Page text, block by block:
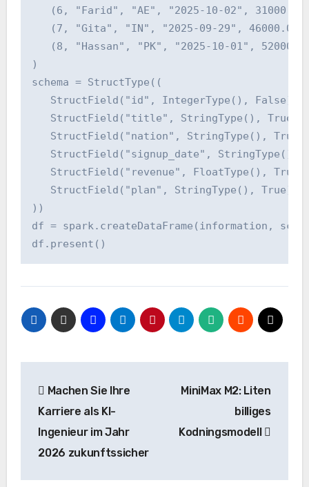
(6, "Farid", "AE", "2025-10-02", 31000.0,
(7, "Gita", "IN", "2025-09-29", 46000.0,
(8, "Hassan", "PK", "2025-10-01",
)
schema = StructType((
   StructField("id", IntegerType(), False),
   StructField("title", StringType(), True),
StructField("nation", StringType(),
StructField("signup_date", StringType(),
StructField("revenue", FloatType(),
   StructField("plan", StringType(), True),
))
df = spark.createDataFrame(information,
df.present()
Navigation
Machen Sie Ihre
Karriere als KI-
Ingenieur im Jahr
2026 zukunftssicher
MiniMax M2: Liten
billiges
Kodningsmodell